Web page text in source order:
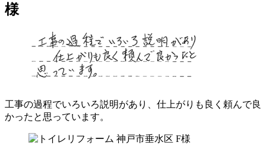
様
工事の過程でいろいろ説明があり、仕上がりも良く頼んで良
かったと思っています。